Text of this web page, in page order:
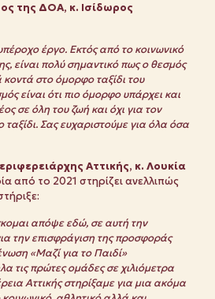
της ΔΟΑ, κ. Ισίδωρος
έργο. Εκτός από το κοινωνικό
είναι πολύ σημαντικό πως ο θεσμός
κοντά στο όμορφο ταξίδι του
είναι ότι πιο όμορφο υπάρχει και
σε όλη του ζωή και όχι για τον
ταξίδι. Σας ευχαριστούμε για όλα όσα
Αττικής, κ. Λουκία
από το 2021 στηρίζει ανελλιπώς
απόψε εδώ, σε αυτή την
την επισφράγιση της προσφοράς
«Μαζί για το Παιδί»
τις πρώτες ομάδες σε χιλιόμετρα
Αττικής στηρίξαμε για μια ακόμα